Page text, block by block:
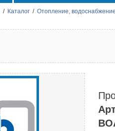
/ Каталог / Отопление,